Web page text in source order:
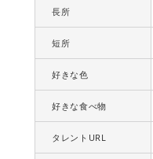
長所
短所
好きな色
好きな食べ物
タレントURL